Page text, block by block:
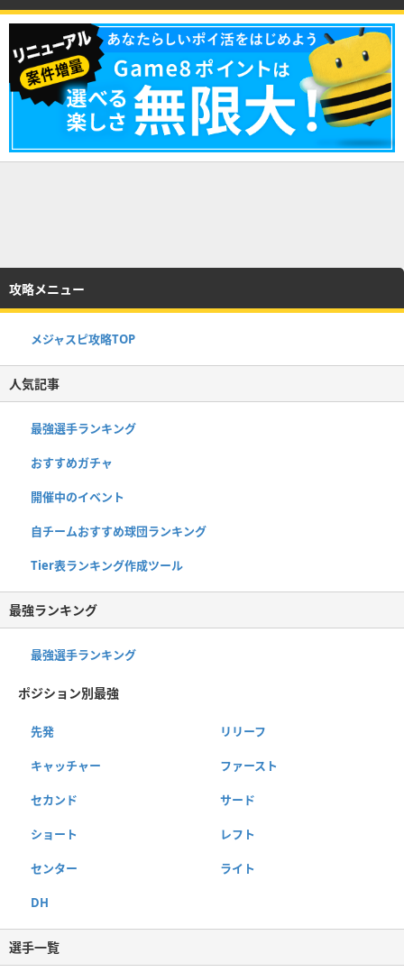
攻略メニュー
メジャスピ攻略TOP
人気記事
最強選手ランキング
おすすめガチャ
開催中のイベント
自チームおすすめ球団ランキング
Tier表ランキング作成ツール
最強ランキング
最強選手ランキング
ポジション別最強
先発 リリーフ
キャッチャー ファースト
セカンド サード
ショート レフト
センター ライト
DH
選手一覧